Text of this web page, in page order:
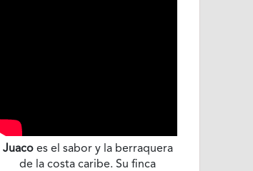
Juacoes el sabor y la berraquera
de la costa caribe. Su finca